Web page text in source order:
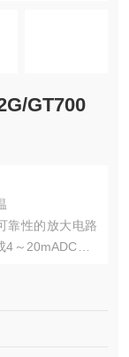
GT700
靠性的放大电路
～20mADC、0
的优异质量和